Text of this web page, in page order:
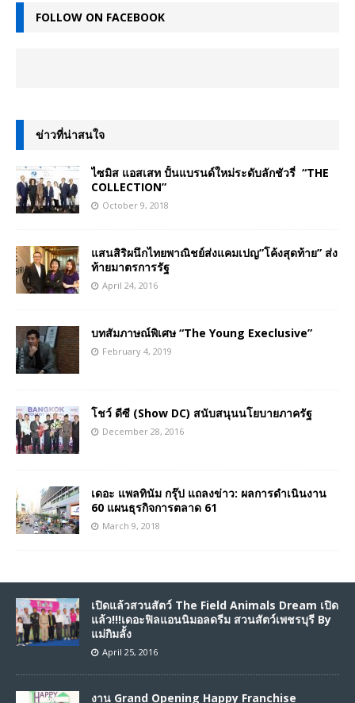
FOLLOW ON FACEBOOK
ข่าวที่น่าสนใจ
ไซมิส แอสเสท ปั้นแบรนด์ใหม่ระดับลักชัวรี่ “THE
COLLECTION”
October 9, 2018
แสนสิริผนึกไทยพาณิชย์ส่งแคมเปญ”โค้งสุดท้าย” ส่ง
ท้ายมาตรการรัฐ
April 24, 2016
บทสัมภาษณ์พิเศษ “The Young Execlusive”
February 4, 2019
โชว์ ดีซี (Show DC) สนับสนุนนโยบายภาครัฐ
December 28, 2016
เดอะ แพลทินัม กรุ๊ป แถลงข่าว: ผลการดำเนินงาน
60 แผนธุรกิจการตลาด 61
March 9, 2018
เปิดแล้วสวนสัตว์ The Field Animals Dream เปิด
แล้ว!!!เดอะฟิลแอนนิมอลดรีม สวนสัตว์เพชรบุรี By
แม่กิมลั้ง
April 25, 2016
งาน Grand Opening Happy Franchise